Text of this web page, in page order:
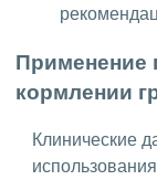
Применение
кормлении
Клинические